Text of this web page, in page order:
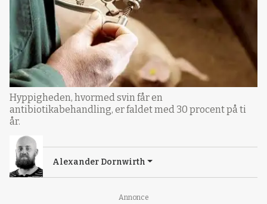
Annonce
Hyppigheden, hvormed svin får en
antibiotikabehandling, er faldet med 30 procent på ti
år.
Alexander Dornwirth